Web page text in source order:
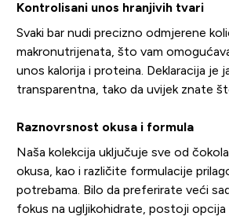
Kontrolisani unos hranjivih tvari
Svaki bar nudi precizno odmjerene
makronutrijenata, što vam
unos kalorija i proteina. Deklaracija je
transparentna, tako da uvijek znate
Raznovrsnost okusa i formula
Naša kolekcija uključuje sve od
okusa, kao i različite formulacije
potrebama. Bilo da preferirate veći
fokus na ugljikohidrate, postoji opcija